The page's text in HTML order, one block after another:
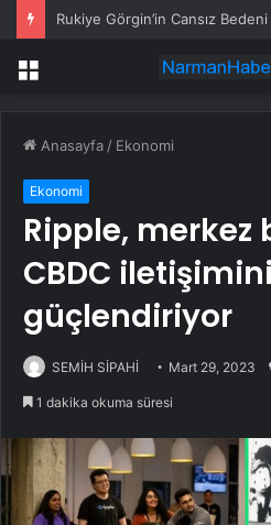
Rukiye Görgin’in Cansız
Menü
Anasayfa / Ekonomi
Ekonomi
Ripple, merkez
CBDC iletişimini
güçlendiriyor
SEMİH SİPAHİ Mart 29, 2023
1 dakika okuma süresi